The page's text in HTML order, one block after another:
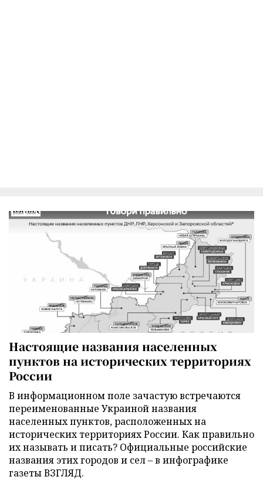
Настоящие названия населенных
пунктов на исторических территориях
России
В информационном поле зачастую встречаются
переименованные Украиной названия
населенных пунктов, расположенных на
исторических территориях России. Как правильно
их называть и писать? Официальные российские
названия этих городов и сел – в инфографике
газеты ВЗГЛЯД.